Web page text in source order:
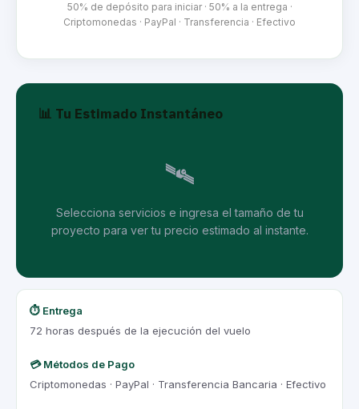
50% de depósito para iniciar · 50% a la entrega ·
Criptomonedas · PayPal · Transferencia · Efectivo
📊 Tu Estimado Instantáneo
🛰️
Selecciona servicios e ingresa el tamaño de tu
proyecto para ver tu precio estimado al instante.
⏱️ Entrega
72 horas después de la ejecución del vuelo
💳 Métodos de Pago
Criptomonedas · PayPal · Transferencia Bancaria · Efectivo